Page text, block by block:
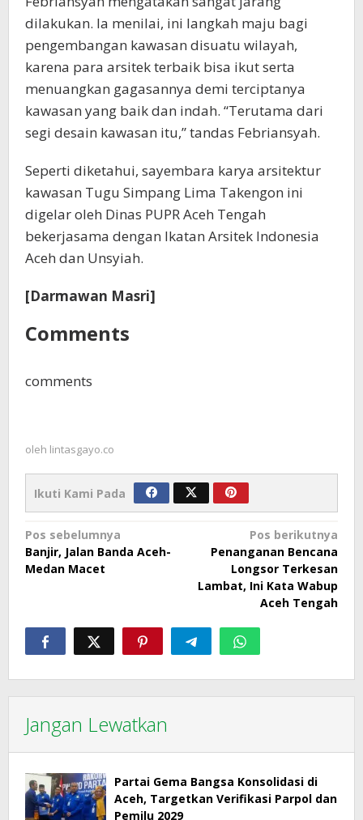
dilakukan. Ia menilai, ini langkah maju bagi
pengembangan kawasan disuatu wilayah,
karena para arsitek terbaik bisa ikut serta
menuangkan gagasannya demi terciptanya
kawasan yang baik dan indah. “Terutama dari
segi desain kawasan itu,” tandas Febriansyah.
Seperti diketahui, sayembara karya arsitektur
kawasan Tugu Simpang Lima Takengon ini
digelar oleh Dinas PUPR Aceh Tengah
bekerjasama dengan Ikatan Arsitek Indonesia
Aceh dan Unsyiah.
[Darmawan Masri]
Comments
comments
oleh lintasgayo.co
Ikuti Kami Pada
Navigasi
pos
Pos sebelumnya
Banjir, Jalan Banda Aceh-
Medan Macet
Pos berikutnya
Penanganan Bencana
Longsor Terkesan
Lambat, Ini Kata Wabup
Aceh Tengah
Jangan Lewatkan
Partai Gema Bangsa Konsolidasi di
Aceh, Targetkan Verifikasi Parpol dan
Pemilu 2029